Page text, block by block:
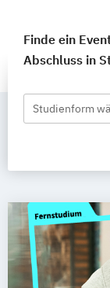
Finde ein
Abschluss in
Studienform